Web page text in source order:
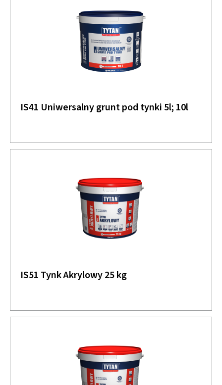
IS41 Uniwersalny grunt pod tynki 5l; 10l
IS51 Tynk Akrylowy 25 kg